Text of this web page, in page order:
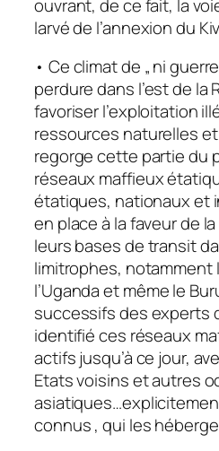
ouvrant, de ce fait, la
larvé de l’annexion du
• Ce climat de „ ni
perdure dans l’est de la
favoriser l’exploitation
ressources naturelles
regorge cette partie du
réseaux maffieux
étatiques, nationaux et
en place à la faveur de
leurs bases de transit
limitrophes, notamment
l’Uganda et même le
successifs des experts
identifié ces réseaux
actifs jusqu’à ce jour,
Etats voisins et autres
connus , qui les